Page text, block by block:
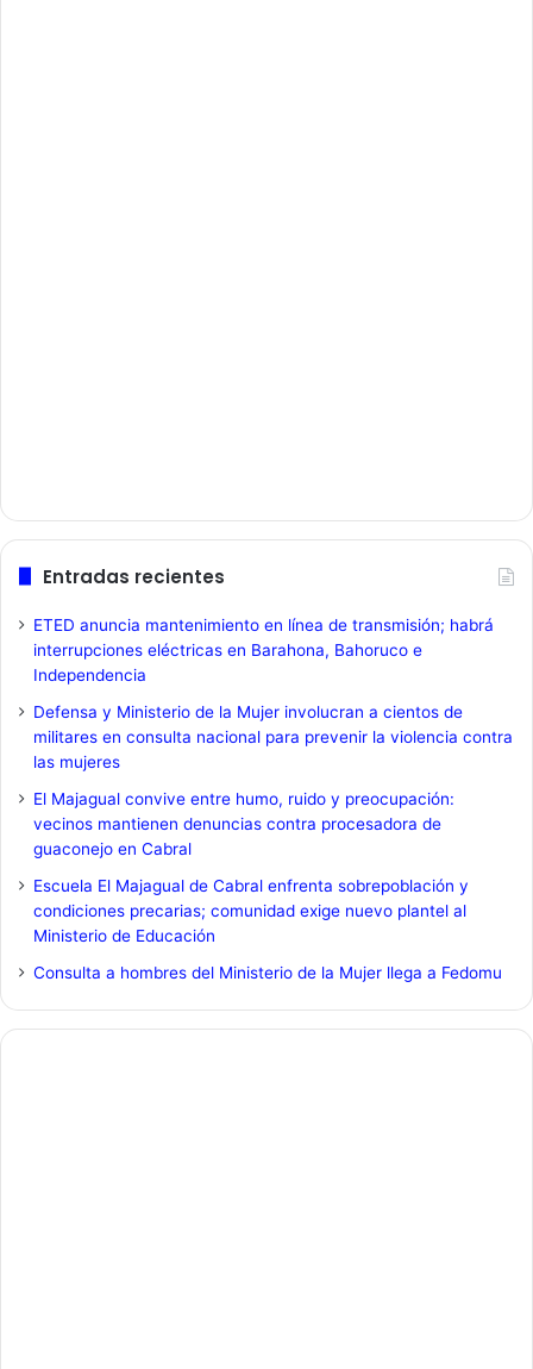
Entradas recientes
ETED anuncia mantenimiento en línea de transmisión; habrá
interrupciones eléctricas en Barahona, Bahoruco e
Independencia
Defensa y Ministerio de la Mujer involucran a cientos de
militares en consulta nacional para prevenir la violencia contra
las mujeres
El Majagual convive entre humo, ruido y preocupación:
vecinos mantienen denuncias contra procesadora de
guaconejo en Cabral
Escuela El Majagual de Cabral enfrenta sobrepoblación y
condiciones precarias; comunidad exige nuevo plantel al
Ministerio de Educación
Consulta a hombres del Ministerio de la Mujer llega a Fedomu